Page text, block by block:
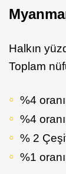
Halkın
Toplam
%4
%4
% 2
%1